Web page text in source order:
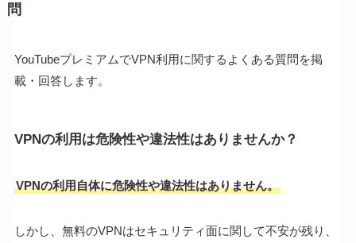
問
YouTubeプレミアムでVPN利用に関するよくある質問を掲
載・回答します。
VPNの利用は危険性や違法性はありませんか？
VPNの利用自体に危険性や違法性はありません。
しかし、無料のVPNはセキュリティ面に関して不安が残り、